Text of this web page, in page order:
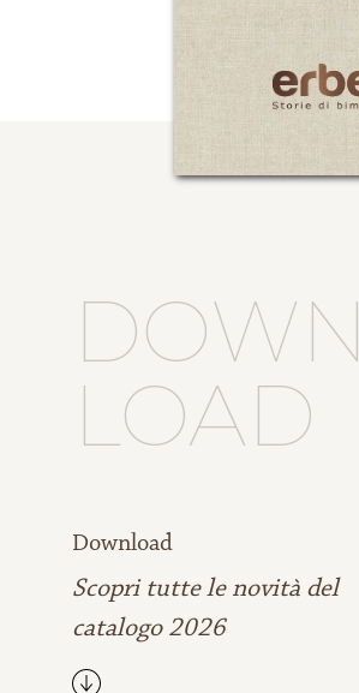
DOWN
LOAD
Download
Scopri tutte le novità del
catalogo 2026